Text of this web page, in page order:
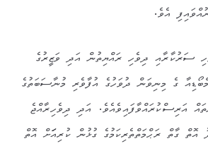
އެވެ.
ސަރުކާރާއި ދިވެހި ރައްޔިތުން އަދި ވަޒީރުގެ
ގެ މިނިވަން ދުވަހުގެ އުފާވެރި މުނާސަބަތުގެ
އަރިސްކުރައްވާފައިވެއެވެ. އަދި ދިވެހިރާއްޖެ
އޮތް ގާތް ރަޙްމަތްތެރިކަމުގެ ގުޅުން ކުރިއަަަށް އޮތް